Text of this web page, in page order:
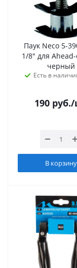
Паук Neco 5-
1/8" для
черный
Есть в
190руб./
В корзину